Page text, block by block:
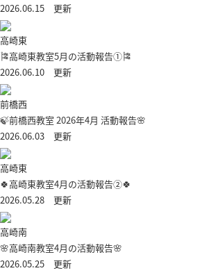
2026.06.15 更新
高崎東
🎏高崎東教室5月の活動報告①🎏
2026.06.10 更新
前橋西
🍃前橋西教室 2026年4月 活動報告🌸
2026.06.03 更新
高崎東
🍀高崎東教室4月の活動報告②🍀
2026.05.28 更新
高崎南
🌸高崎南教室4月の活動報告🌸
2026.05.25 更新